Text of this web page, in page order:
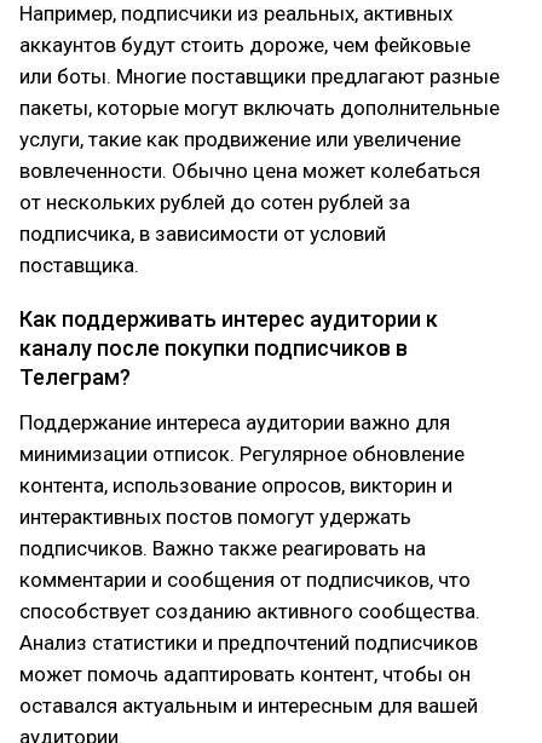
Например, подписчики из реальных, активных
аккаунтов будут стоить дороже, чем фейковые
или боты. Многие поставщики предлагают разные
пакеты, которые могут включать дополнительные
услуги, такие как продвижение или увеличение
вовлеченности. Обычно цена может колебаться
от нескольких рублей до сотен рублей за
подписчика, в зависимости от условий
поставщика.
Как поддерживать интерес аудитории к
каналу после покупки подписчиков в
Телеграм?
Поддержание интереса аудитории важно для
минимизации отписок. Регулярное обновление
контента, использование опросов, викторин и
интерактивных постов помогут удержать
подписчиков. Важно также реагировать на
комментарии и сообщения от подписчиков, что
способствует созданию активного сообщества.
Анализ статистики и предпочтений подписчиков
может помочь адаптировать контент, чтобы он
оставался актуальным и интересным для вашей
аудитории.